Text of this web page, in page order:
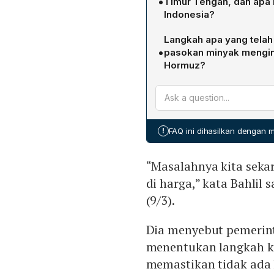
Pemerintah berkomitmen
komprehensif jika
Indonesia?
Harga minyak Brent naik
US$107,93 per barel
Kenaikan ini membuat
minyak dunia yang
•
Langkah apa yang
pasokan minyak
Hormuz?
Pemerintah telah menjalin
seperti Chevron dan
termasuk Rusia, jika
mengurangi
! FAQ ini dihasilkan dengan
“Masalahnya kita
di harga,” kata Bahlil
(9/3).
Dia menyebut
menentukan langkah
memastikan tidak ada